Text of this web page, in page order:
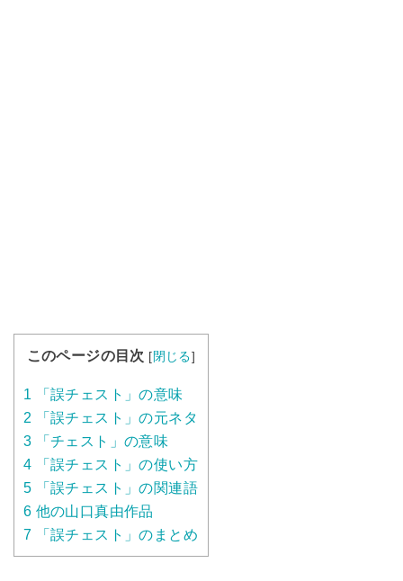
このページの目次 [閉じる]
1 「誤チェスト」の意味
2 「誤チェスト」の元ネタ
3 「チェスト」の意味
4 「誤チェスト」の使い方
5 「誤チェスト」の関連語
6 他の​​山口真由作品
7 「誤チェスト」のまとめ